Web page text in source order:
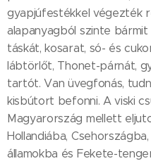
gyapjúfestékkel végezték
alapanyagból szinte bármit
táskát, kosarat, só- és
lábtörlőt, Thonet-párnát,
tartót. Van üvegfonás,
kisbútort befonni. A viski
Magyarország mellett
Hollandiába,
államokba és Fekete-